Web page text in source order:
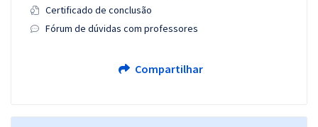
Certificado de conclusão
Fórum de dúvidas com professores
Compartilhar